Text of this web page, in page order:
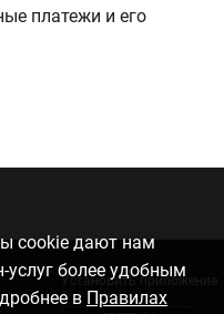
платежи и его
cookie дают нам
более удобным
в Правилах
Установить приложение